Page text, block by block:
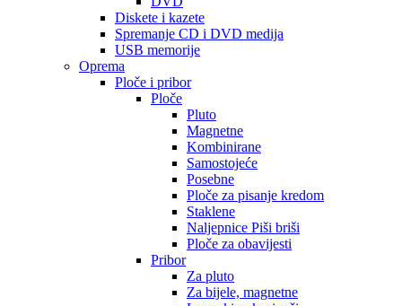
Diskete i kazete
Spremanje CD i DVD medija
USB memorije
Oprema
Ploče i pribor
Ploče
Pluto
Magnetne
Kombinirane
Samostojeće
Posebne
Ploče za pisanje kredom
Staklene
Naljepnice Piši briši
Ploče za obavijesti
Pribor
Za pluto
Za bijele, magnetne